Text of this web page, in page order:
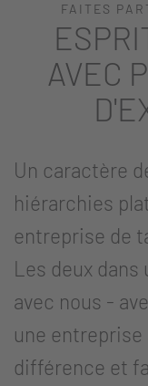
FAITES
AVEC
Un caractère
hiérarchies
entreprise de
Les deux dans
avec nous -
une entreprise
différence et